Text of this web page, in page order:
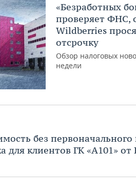
«Безработных
проверяет ФНС,
Wildberries
отсрочку
Обзор налоговых
недели
без первоначального
для клиентов ГК «А101» от